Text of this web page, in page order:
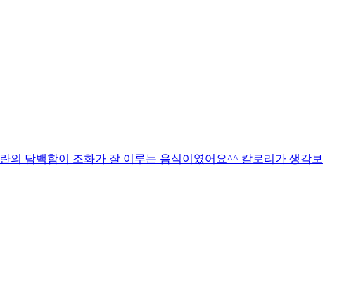
의 담백함이 조화가 잘 이루는 음식이였어요^^ 칼로리가 생각보